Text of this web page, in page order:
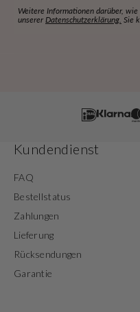
Weitere Informationen darüber,
unserer Datenschutzerklärung. Sie
Kundendienst
FAQ
Bestellstatus
Zahlungen
Lieferung
Rücksendungen
Garantie